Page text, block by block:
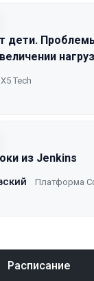
дети.
X5 Tech
из Jenkins
Платформа
Расписание